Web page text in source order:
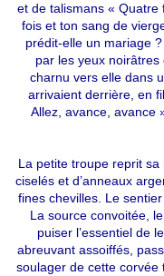
et de talismans «
fois et ton sang de
prédit-elle un mariage
par les yeux
charnu vers elle dans
arrivaient derrière, en
Allez, avance, avance
La petite troupe reprit
ciselés et d’anneaux
fines chevilles. Le
La source convoitée,
puiser l’essentiel de
abreuvant assoiffés,
soulager de cette corvée